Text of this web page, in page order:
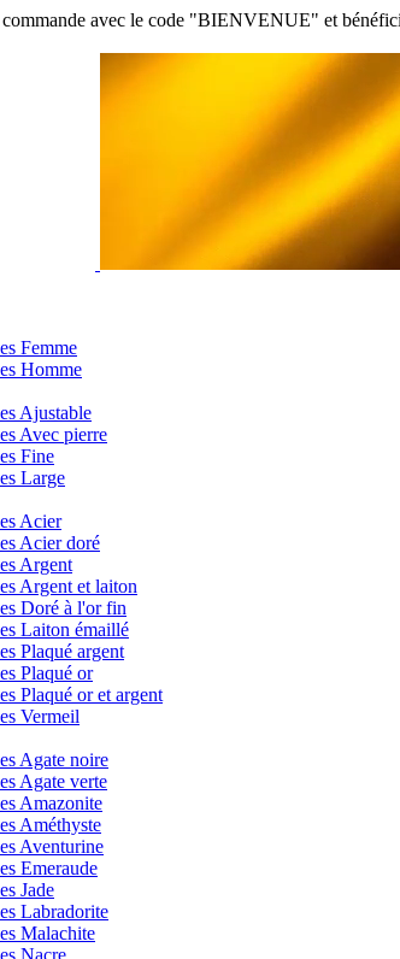
avec le code "BIENVENUE" et
Femme
Homme
Ajustable
Avec pierre
Fine
Large
Acier
Acier doré
Argent
Argent et laiton
Doré à l'or fin
Laiton émaillé
Plaqué argent
Plaqué or
Plaqué or et argent
Vermeil
Agate noire
Agate verte
Amazonite
Améthyste
Aventurine
Emeraude
Jade
Labradorite
Malachite
Nacre